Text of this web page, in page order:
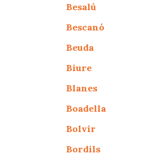
Besalú
Bescanó
Beuda
Biure
Blanes
Boadella
Bolvir
Bordils